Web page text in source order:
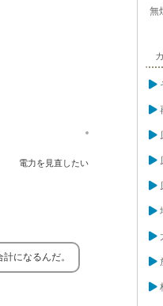
電力を見直したい
になるんだ。
無